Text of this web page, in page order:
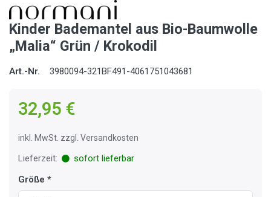
Kinder Bademantel aus Bio-Baumwolle
„Malia“ Grün / Krokodil
Art.-Nr. 3980094-321BF491-4061751043681
32,95 €
inkl. MwSt. zzgl. Versandkosten
Lieferzeit:
sofort lieferbar
Größe